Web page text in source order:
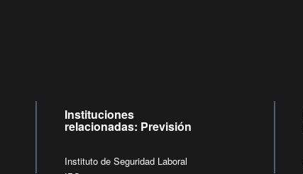
Instituciones
relacionadas: Previsión
Instituto de Seguridad Laboral